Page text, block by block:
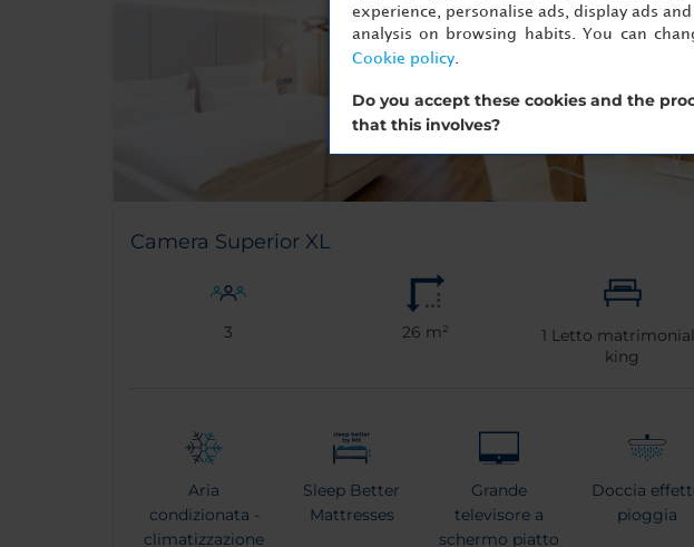
Camera Superior XL
3 26 m² 1 Letto
king
Aria
condizionata -
climatizzazione
Sleep Better
Mattresses
Grande
televisore a
schermo piatto
Doccia
pioggia
experience, personalise ads, display ads
analysis on browsing habits. You can
Cookie policy.
Do you accept these cookies and the
that this involves?